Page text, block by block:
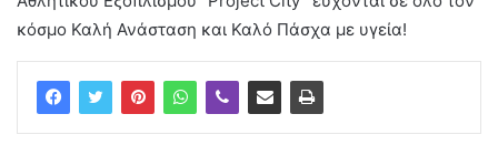
κόσμο Καλή Ανάσταση και Καλό Πάσχα με υγεία!